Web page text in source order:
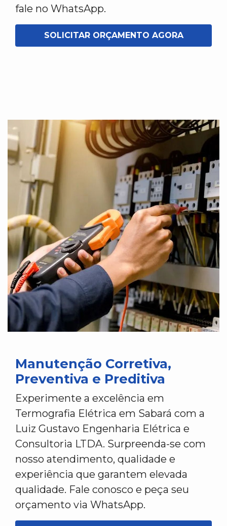
fale no WhatsApp.
SOLICITAR ORÇAMENTO AGORA
Manutenção Corretiva,
Preventiva e Preditiva
Experimente a excelência em
Termografia Elétrica em Sabará com a
Luiz Gustavo Engenharia Elétrica e
Consultoria LTDA. Surpreenda-se com
nosso atendimento, qualidade e
experiência que garantem elevada
qualidade. Fale conosco e peça seu
orçamento via WhatsApp.